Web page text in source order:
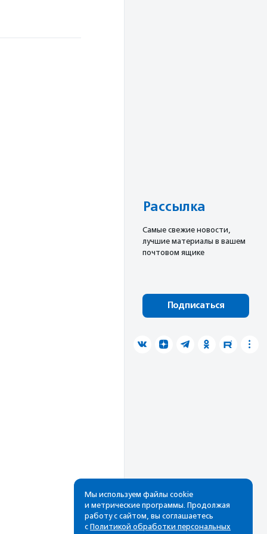
Рассылка
Cамые свежие новости,
лучшие материалы в вашем
почтовом ящике
Подписаться
Мы используем файлы cookie
и метрические программы. Продолжая
работу с сайтом, вы соглашаетесь
с Политикой обработки персональных